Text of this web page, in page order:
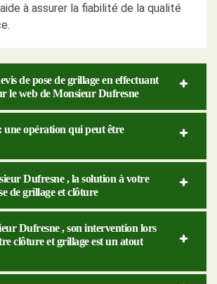
à assurer la fiabilité de la qualité
de pose de grillage en effectuant
le web de Monsieur Dufresne
une opération qui peut être
Dufresne , la solution à votre
de grillage et clôture
Dufresne , son intervention lors
clôture et grillage est un atout